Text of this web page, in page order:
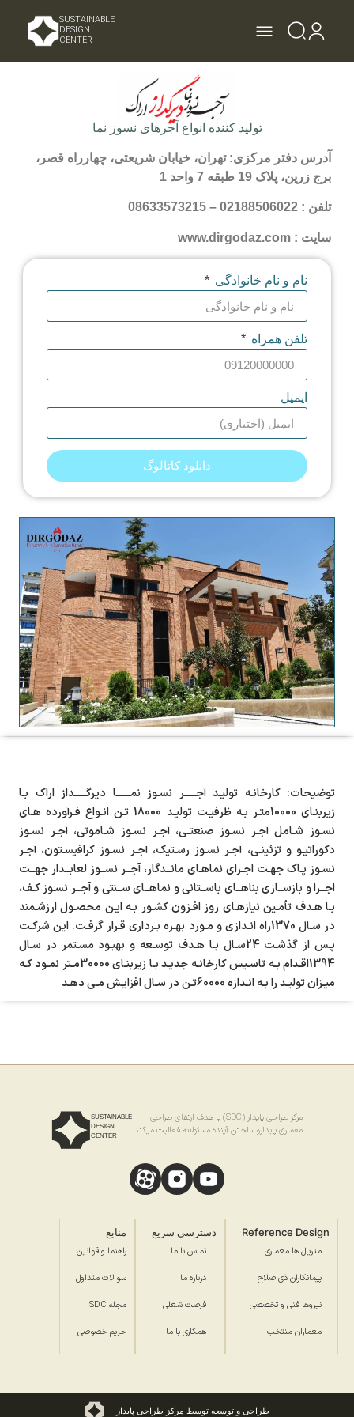
SUSTAINABLE
DESIGN
CENTER
تولید کننده انواع آجرهای نسوز نما
آدرس دفتر مرکزی: تهران، خیابان شریعتی، چهارراه قصر،
برج زرین، پلاک 19 طبقه 7 واحد 1
تلفن : 02188506022 – 08633573215
سایت : www.dirgodaz.com
نام و نام خانوادگی
تلفن همراه
ایمیل
دانلود کاتالوگ
توضیحات: کارخانـه تولیـد آجـــــر نسـوز نمــــــا دیرگـــــداز اراک بـا
زیربنـای 10000متـر بـه ظرفیـت تولیـد 18000 تـن انـواع فـرآورده هـای
نسـوز شـامل آجـر نسـوز صنعتـی، آجـر نسـوز شـاموتی، آجـر نسـوز
دکوراتیـو و تزئینـی، آجـر نسـوز رسـتیک، آجـر نسـوز کرافیسـتون، آجـر
نسـوز پـاک جهـت اجـرای نماهـای مانــدگار، آجــر نســوز لعابــدار جهــت
اجــرا و بازســازی بناهــای باســتانی و نماهــای ســنتی و آجــر نسـوز کـف،
بـا هـدف تأمـین نیازهـای روز افـزون كشـور بـه ایـن محصـول ارزشـمند
در سـال 1370راه انـدازی و مـورد بهـره بـرداری قـرار گرفـت. این شرکـت
پـس از گذشـت 24سـال بـا هـدف توسـعه و بهبـود مسـتمر در سـال
1394اقـدام بـه تاسـیس کارخانـه جدیـد بـا زیربنـای 30000مـتر نمـود کـه
میـزان تولیـد را بـه انـدازه 60000تـن در سـال افزایـش مـی دهـد
مرکز طراحی پایدار (SDC) با هدف ارتقای طراحی
معماری پایدارو ساختن آینده مسئولانه فعالیت میکند.
SUSTAINABLE
DESIGN
CENTER
Reference Design
متریال ها معماری
پیمانکاران ذی صلاح
نیروها فنی و تخصصی
معماران منتخب
دسترسی سریع
تماس با ما
درباره ما
فرصت شغلی
همکاری با ما
منابع
راهنما و قوانین
سوالات متداول
مجله SDC
حریم خصوصی
طراحی و توسعه توسط مرکز طراحی پایدار